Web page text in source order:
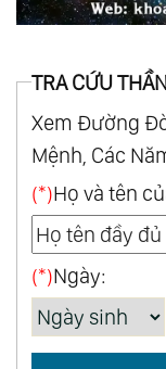
TRA CỨU
Xem Đường
Mệnh, Các
(*)Họ và tên
(*)Ngày: